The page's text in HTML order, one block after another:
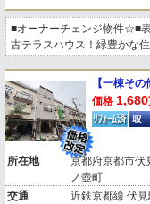
■オーナーチェンジ物件☆■
古テラスハウス！緑豊かな
【一棟そ
価格 1,680
所在地
京都府京都市伏
ノ壺町
交通 近鉄京都線 伏